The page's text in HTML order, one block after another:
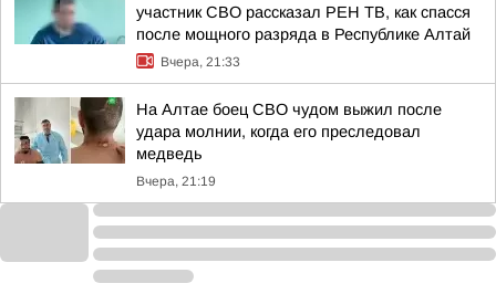
участник СВО рассказал РЕН ТВ, как спасся
после мощного разряда в Республике Алтай
Вчера, 21:33
На Алтае боец СВО чудом выжил после
удара молнии, когда его преследовал
медведь
Вчера, 21:19